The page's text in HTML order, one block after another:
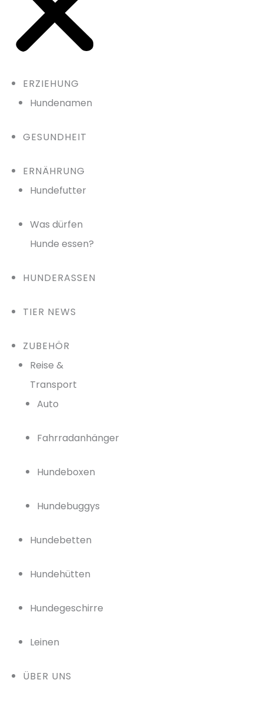
ERZIEHUNG
Hundenamen
GESUNDHEIT
ERNÄHRUNG
Hundefutter
Was dürfen
Hunde essen?
HUNDERASSEN
TIER NEWS
ZUBEHÖR
Reise &
Transport
Auto
Fahrradanhänger
Hundeboxen
Hundebuggys
Hundebetten
Hundehütten
Hundegeschirre
Leinen
ÜBER UNS